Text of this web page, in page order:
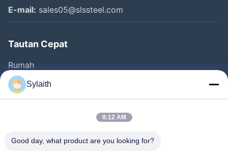
E-mail: sales05@slssteel.com
Tautan Cepat
Rumah
Produk
Video
Wisata Pabrik
Sylaith
8:12 AM
Good day, what product are you looking for?